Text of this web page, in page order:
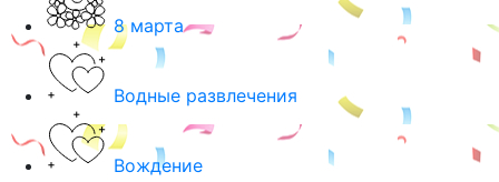
8 марта
Водные развлечения
Вождение